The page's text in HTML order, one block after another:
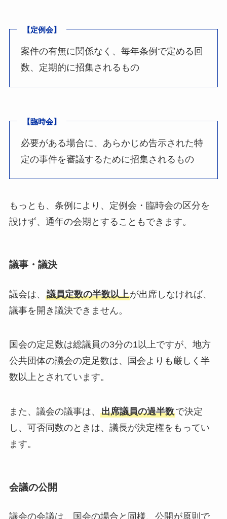
【定例会】
案件の有無に関係なく、毎年条例で定める回
数、定期的に招集されるもの
【臨時会】
必要がある場合に、あらかじめ告示された特
定の事件を審議するために招集されるもの
もっとも、条例により、定例会・臨時会の区分を
設けず、通年の会期とすることもできます。
議事・議決
議会は、 議員定数の半数以上が出席しなければ、
議事を開き議決できません。
国会の定足数は総議員の3分の1以上ですが、地方
公共団体の議会の定足数は、国会よりも厳しく半
数以上とされています。
また、議会の議事は、 出席議員の過半数で決定
し、可否同数のときは、議長が決定権をもってい
ます。
会議の公開
議会の会議は、国会の場合と同様、公開が原則で